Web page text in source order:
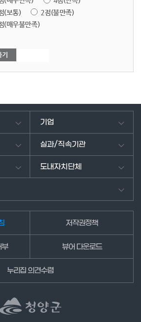
(보통)
2점(불만족)
(매우불만족)
기업
실과/직속기관
도내자치단체
저작권정책
뷰어 다운로드
누리집 의견수렴